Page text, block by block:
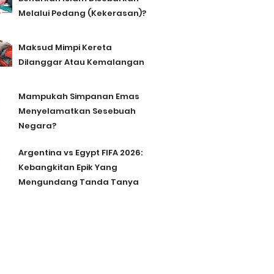
Melalui Pedang (Kekerasan)?
Maksud Mimpi Kereta
Dilanggar Atau Kemalangan
Mampukah Simpanan Emas
Menyelamatkan Sesebuah
Negara?
Argentina vs Egypt FIFA 2026:
Kebangkitan Epik Yang
Mengundang Tanda Tanya